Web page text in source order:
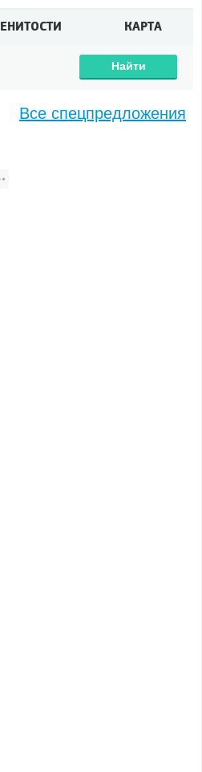
КАРТА
Найти
Все спецпредложения